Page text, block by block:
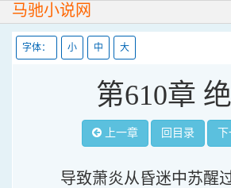
马驰小说网
字体： 小 中 大
第610章
上一章 回目录
导致萧炎从昏迷中苏醒